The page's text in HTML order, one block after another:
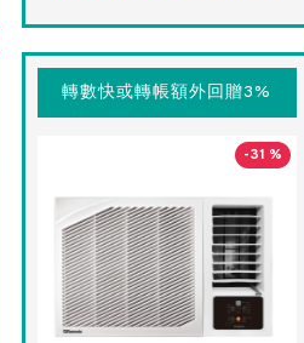
轉數快或轉帳額外回贈3%
-31 %